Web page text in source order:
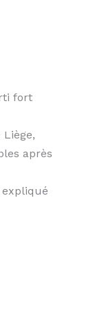
fort
après
expliqué